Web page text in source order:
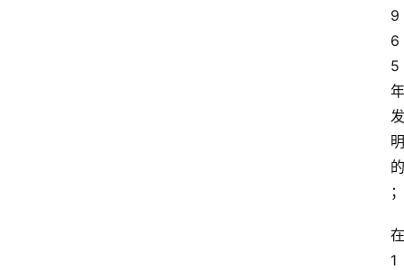
9
6
5
年
发
明
的
；
在
1